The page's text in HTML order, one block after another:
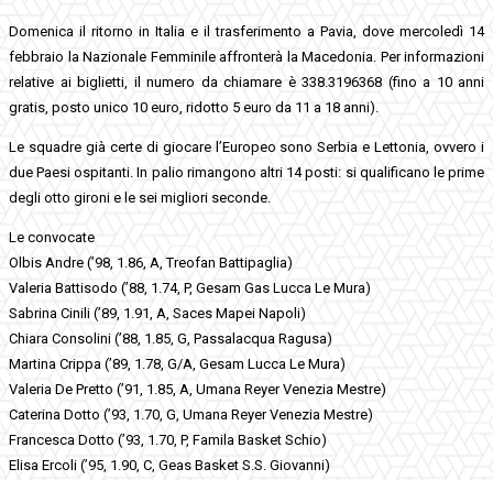
Domenica il ritorno in Italia e il trasferimento a Pavia, dove mercoledì 14
febbraio la Nazionale Femminile affronterà la Macedonia. Per informazioni
relative ai biglietti, il numero da chiamare è 338.3196368 (fino a 10 anni
gratis, posto unico 10 euro, ridotto 5 euro da 11 a 18 anni).
Le squadre già certe di giocare l’Europeo sono Serbia e Lettonia, ovvero i
due Paesi ospitanti. In palio rimangono altri 14 posti: si qualificano le prime
degli otto gironi e le sei migliori seconde.
Le convocate
Olbis Andre (’98, 1.86, A, Treofan Battipaglia)
Valeria Battisodo (’88, 1.74, P, Gesam Gas Lucca Le Mura)
Sabrina Cinili (’89, 1.91, A, Saces Mapei Napoli)
Chiara Consolini (’88, 1.85, G, Passalacqua Ragusa)
Martina Crippa (’89, 1.78, G/A, Gesam Lucca Le Mura)
Valeria De Pretto (’91, 1.85, A, Umana Reyer Venezia Mestre)
Caterina Dotto (’93, 1.70, G, Umana Reyer Venezia Mestre)
Francesca Dotto (’93, 1.70, P, Famila Basket Schio)
Elisa Ercoli (’95, 1.90, C, Geas Basket S.S. Giovanni)